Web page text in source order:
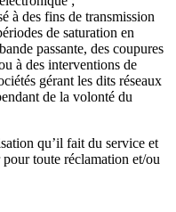
à des fins de transmission
de saturation en
passante, des coupures
à des interventions de
gérant les dits réseaux
de la volonté du
qu’il fait du service et
toute réclamation et/ou